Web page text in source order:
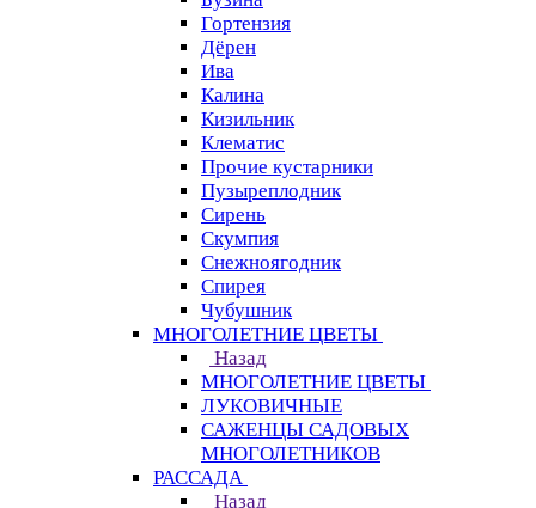
Гортензия
Дёрен
Ива
Калина
Кизильник
Клематис
Прочие кустарники
Пузыреплодник
Сирень
Скумпия
Снежноягодник
Спирея
Чубушник
МНОГОЛЕТНИЕ ЦВЕТЫ
Назад
МНОГОЛЕТНИЕ ЦВЕТЫ
ЛУКОВИЧНЫЕ
САЖЕНЦЫ САДОВЫХ
МНОГОЛЕТНИКОВ
РАССАДА
Назад